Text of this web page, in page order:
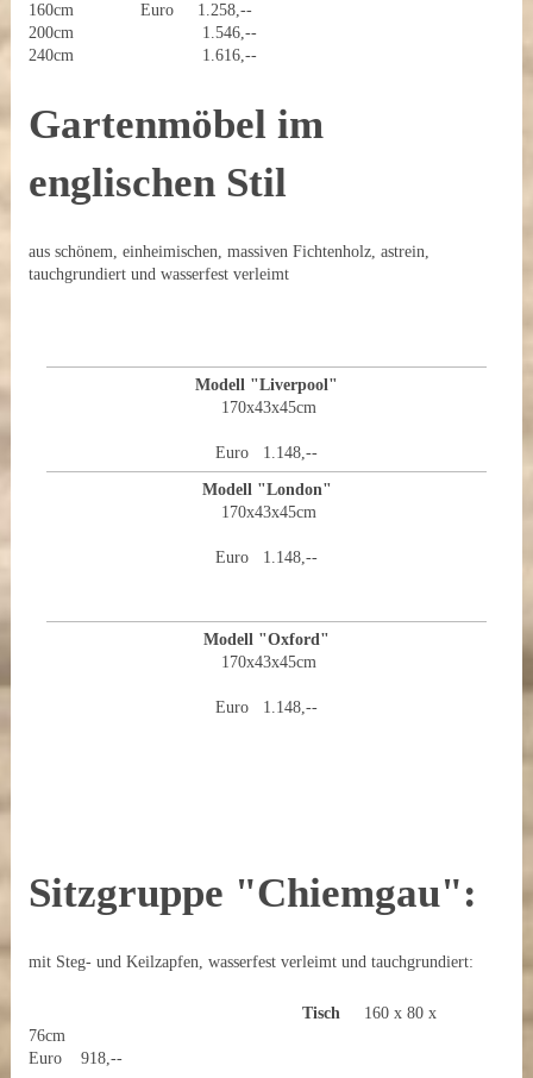
160cm Euro 1.258,--
200cm 1.546,--
240cm 1.616,--
Gartenmöbel im
englischen Stil
aus schönem, einheimischen, massiven Fichtenholz, astrein,
tauchgrundiert und wasserfest verleimt
Modell "Liverpool"
170x43x45cm
Euro 1.148,--
Modell "London"
170x43x45cm
Euro 1.148,--
Modell "Oxford"
170x43x45cm
Euro 1.148,--
Sitzgruppe "Chiemgau":
mit Steg- und Keilzapfen, wasserfest verleimt und tauchgrundiert:
Tisch
160 x 80 x
76cm
Euro 918,--